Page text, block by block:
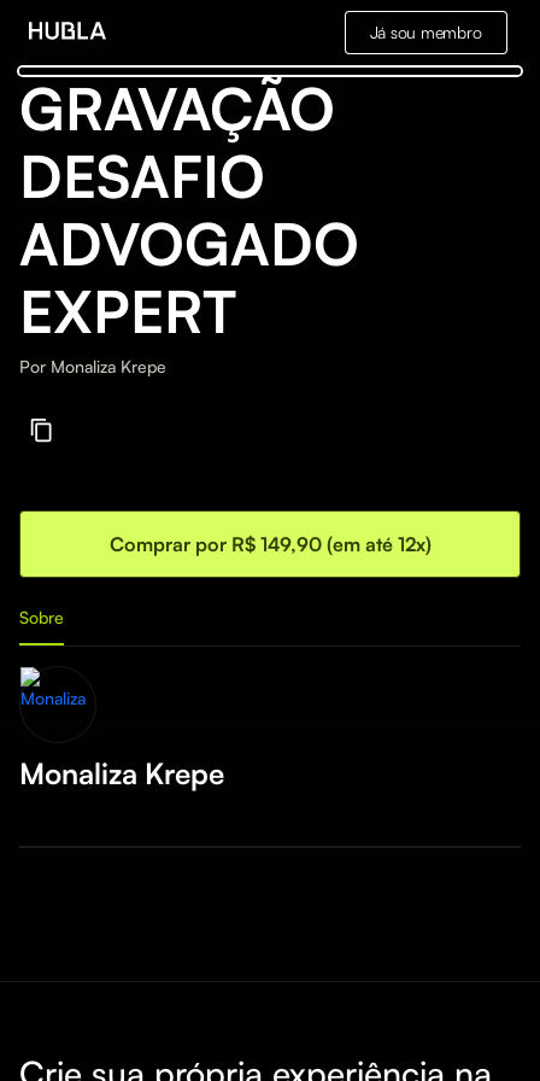
Já sou membro
GRAVAÇÃO
DESAFIO
ADVOGADO
EXPERT
Por Monaliza Krepe
Comprar por R$ 149,90 (em até 12x)
Sobre
Monaliza Krepe